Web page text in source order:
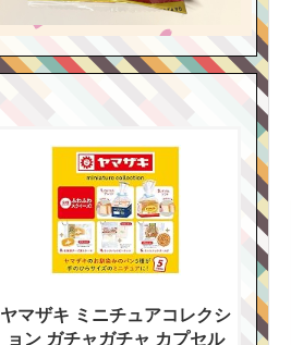
ヤマザキ ミニチュアコレクシ
ョン ガチャガチャ カプセル